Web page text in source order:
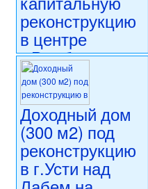
реконструкцию
в центре
г.Румбурк на
ул.Ружова
(Северная
Чехия)
5 999 000 CZK
регион:Северная Чехия
раздел: объекты для
коммерческого использования
состояние: требуется
Доходный дом
(300 м2) под
реконструкцию
в г.Усти над